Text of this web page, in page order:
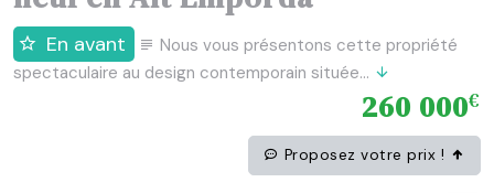
En avant
Nous vous présentons cette propriété
spectaculaire au design contemporain située...
260 000€
Proposez votre prix !